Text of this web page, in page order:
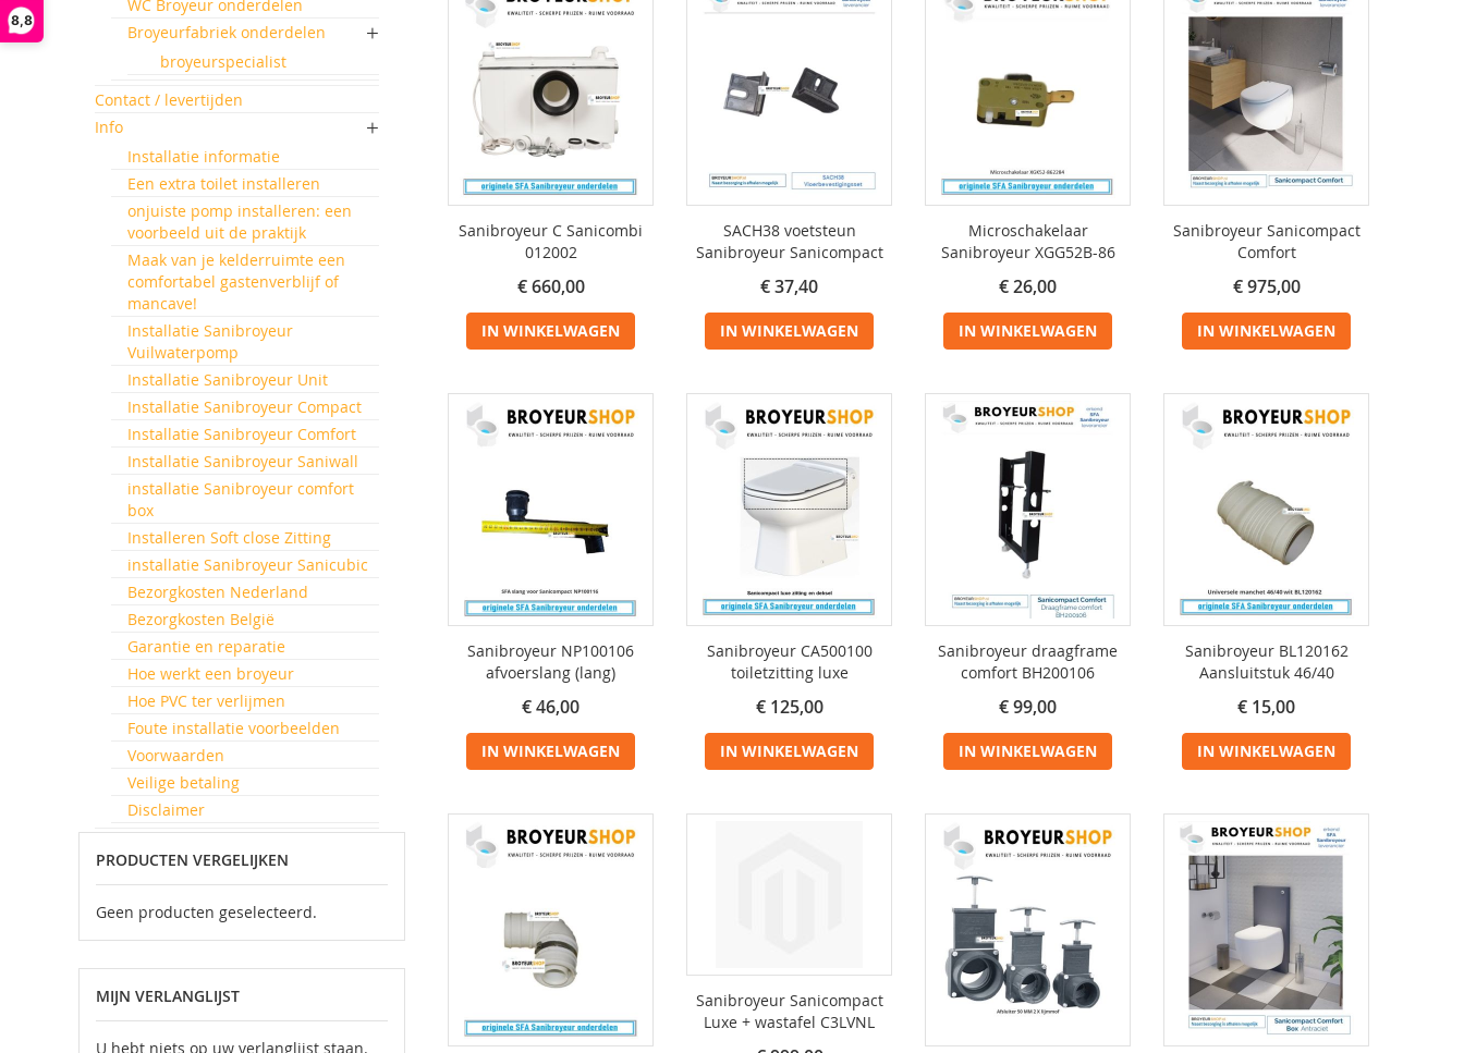
8,8
Sanibroyeur C Sanicombi
012002
€ 660,00
IN WINKELWAGEN
SACH38 voetsteun
Sanibroyeur Sanicompact
€ 37,40
IN WINKELWAGEN
Microschakelaar
Sanibroyeur XGG52B-86
€ 26,00
IN WINKELWAGEN
Sanibroyeur Sanicompact
Comfort
€ 975,00
IN WINKELWAGEN
Sanibroyeur NP100106
afvoerslang (lang)
€ 46,00
IN WINKELWAGEN
Sanibroyeur CA500100
toiletzitting luxe
€ 125,00
IN WINKELWAGEN
Sanibroyeur draagframe
comfort BH200106
€ 99,00
IN WINKELWAGEN
Sanibroyeur BL120162
Aansluitstuk 46/40
€ 15,00
IN WINKELWAGEN
Sanibroyeur Sanicompact
Luxe + wastafel C3LVNL
WC Broyeur onderdelen
Broyeurfabriek onderdelen
broyeurspecialist
Contact / levertijden
Info
Installatie informatie
Een extra toilet installeren
onjuiste pomp installeren: een
voorbeeld uit de praktijk
Maak van je kelderruimte een
comfortabel gastenverblijf of
mancave!
Installatie Sanibroyeur
Vuilwaterpomp
Installatie Sanibroyeur Unit
Installatie Sanibroyeur Compact
Installatie Sanibroyeur Comfort
Installatie Sanibroyeur Saniwall
installatie Sanibroyeur comfort
box
Installeren Soft close Zitting
installatie Sanibroyeur Sanicubic
Bezorgkosten Nederland
Bezorgkosten België
Garantie en reparatie
Hoe werkt een broyeur
Hoe PVC ter verlijmen
Foute installatie voorbeelden
Voorwaarden
Veilige betaling
Disclaimer
PRODUCTEN VERGELIJKEN
Geen producten geselecteerd.
MIJN VERLANGLIJST
U hebt niets op uw verlanglijst staan.